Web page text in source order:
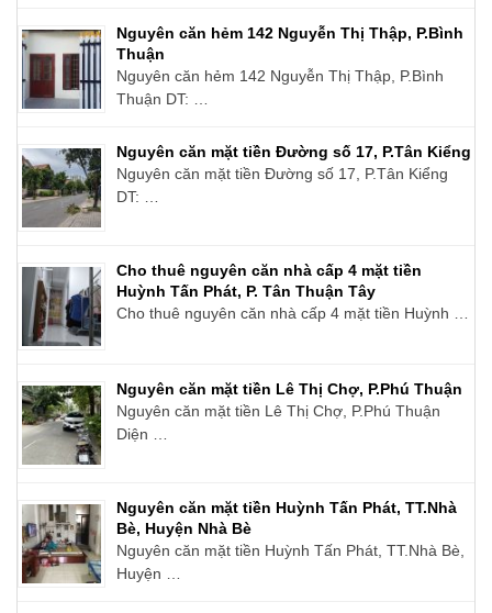
Nguyên căn hẻm 142 Nguyễn Thị Thập, P.Bình
Thuận
Nguyên căn hẻm 142 Nguyễn Thị Thập, P.Bình
Thuận DT: …
Nguyên căn mặt tiền Đường số 17, P.Tân Kiểng
Nguyên căn mặt tiền Đường số 17, P.Tân Kiểng
DT: …
Cho thuê nguyên căn nhà cấp 4 mặt tiền
Huỳnh Tấn Phát, P. Tân Thuận Tây
Cho thuê nguyên căn nhà cấp 4 mặt tiền Huỳnh …
Nguyên căn mặt tiền Lê Thị Chợ, P.Phú Thuận
Nguyên căn mặt tiền Lê Thị Chợ, P.Phú Thuận
Diện …
Nguyên căn mặt tiền Huỳnh Tấn Phát, TT.Nhà
Bè, Huyện Nhà Bè
Nguyên căn mặt tiền Huỳnh Tấn Phát, TT.Nhà Bè,
Huyện …